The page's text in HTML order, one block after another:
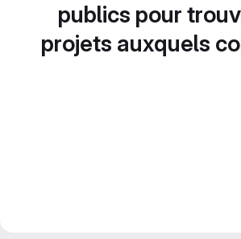
publics pour
projets auxquels